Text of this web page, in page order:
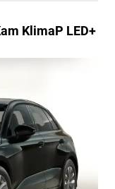
KlimaP LED+